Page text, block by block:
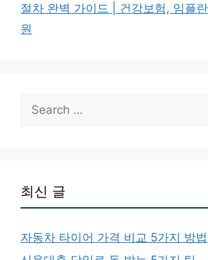
절차 완벽 가이드 | 건강보험, 임플
원
for:
최신 글
자동차 타이어 가격 비교 5가지 방법